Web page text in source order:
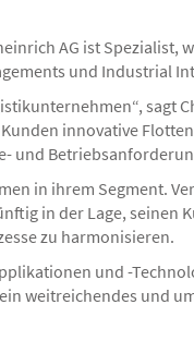
AG ist Spezialist,
und Industrial
sagt
innovative
und
in ihrem Segment.
in der Lage, seinen
zu harmonisieren.
und -
weitreichendes und